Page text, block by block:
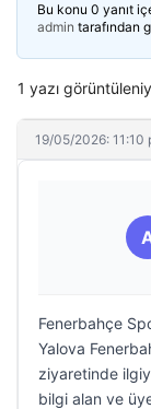
Bu konu 0 yanıt
admin tarafından
1 yazı
19/05/2026: 11:10
Fenerbahçe
Yalova
ziyaretinde
bilgi alan ve